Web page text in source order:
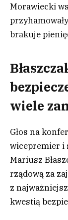
Morawiecki
brakuje
wiele
Głos na
wicepremier i
Mariusz
rządową za
z
kwestią